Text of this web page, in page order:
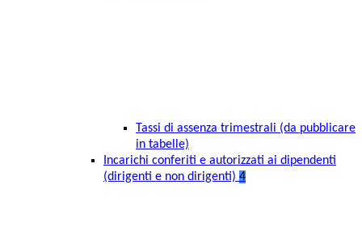
Tassi di assenza trimestrali (da pubblicare
in tabelle)
Incarichi conferiti e autorizzati ai dipendenti
(dirigenti e non dirigenti) 4